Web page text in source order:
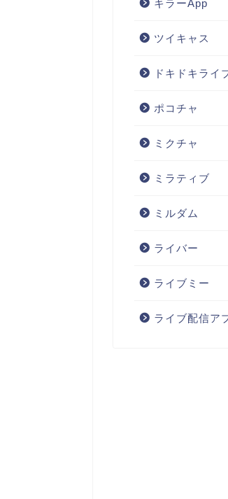
キラーApp
ツイキャス
ドキドキライ
ポコチャ
ミクチャ
ミラティブ
ミルダム
ライバー
ライブミー
ライブ配信ア